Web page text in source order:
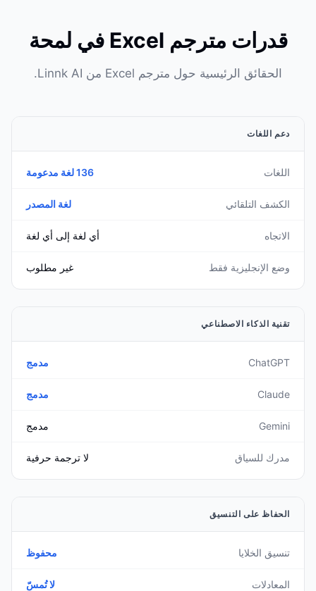
قدرات مترجم Excel في لمحة
الحقائق الرئيسية حول مترجم Excel من Linnk AI.
دعم اللغات
اللغات 136 لغة مدعومة
الكشف التلقائي لغة المصدر
الاتجاه أي لغة إلى أي لغة
وضع الإنجليزية فقط غير مطلوب
تقنية الذكاء الاصطناعي
ChatGPT مدمج
Claude مدمج
Gemini مدمج
مدرك للسياق لا ترجمة حرفية
الحفاظ على التنسيق
تنسيق الخلايا محفوظ
المعادلات لا تُمسّ